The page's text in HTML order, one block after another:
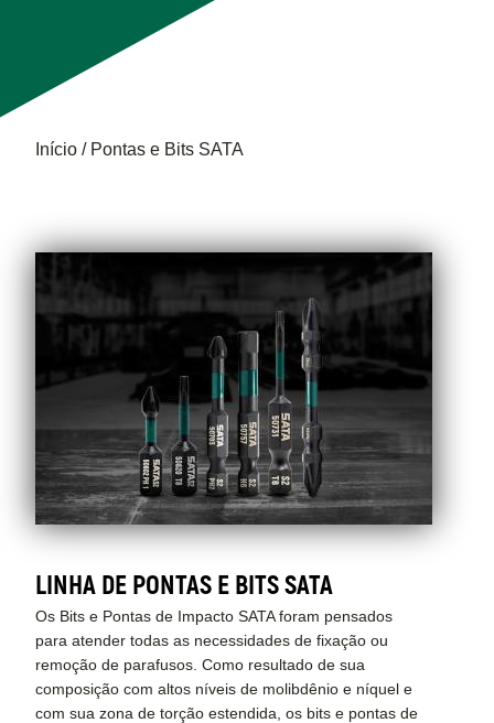
Trilha
navegação
Início Pontas e Bits SATA
E
BITS
SATA
LINHA DE PONTAS E BITS SATA
Os Bits e Pontas de Impacto SATA foram pensados
para atender todas as necessidades de fixação ou
remoção de parafusos. Como resultado de sua
composição com altos níveis de molibdênio e níquel e
com sua zona de torção estendida, os bits e pontas de